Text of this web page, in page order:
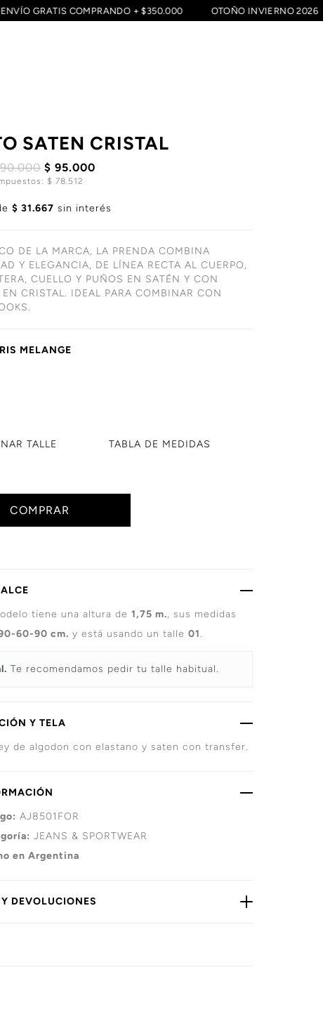
ENVÍO GRATIS COMPRANDO + $350.000 OTOÑO INVIERNO
SATEN CRISTAL
$ 95.000
$ 78.512
$ 31.667 sin interés
DE LA MARCA, LA PRENDA COMBINA
Y ELEGANCIA, DE LÍNEA RECTA AL CUERPO,
CUELLO Y PUÑOS EN SATÉN Y CON
EN CRISTAL. IDEAL PARA COMBINAR CON
MELANGE
TALLE TABLA DE MEDIDAS
COMPRAR
tiene una altura de 1,75 m., sus medidas
60-90 cm. y está usando un talle 01.
Te recomendamos pedir tu talle habitual.
Y TELA
de algodon con elastano y saten con transfer.
AJ8501FOR
JEANS & SPORTWEAR
en Argentina
DEVOLUCIONES